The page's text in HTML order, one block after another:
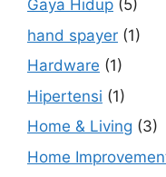
Gaya Hidup (5)
hand spayer (1)
Hardware (1)
Hipertensi (1)
Home & Living (3)
Home